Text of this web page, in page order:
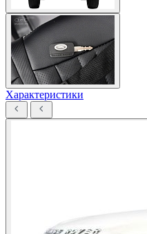
Характеристики